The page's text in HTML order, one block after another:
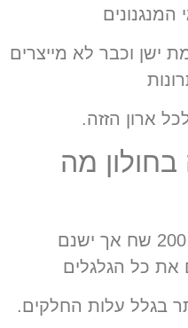
המנגנונים
ישן וכבר לא מייצרים
ארון הזזה.
בחולון מה
ברוב המקרים התיקון יעלה 200 שח אך ישנם
את כל הגלגלים
בגלל עלות החלקים.